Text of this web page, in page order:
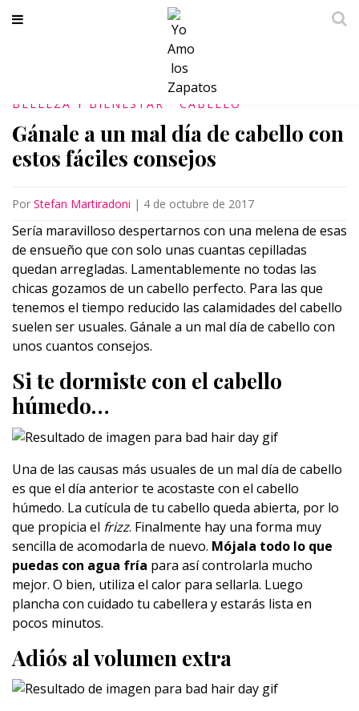
BELLEZA Y BIENESTAR CABELLO
Gánale a un mal día de cabello con
estos fáciles consejos
Por Stefan Martiradoni | 4 de octubre de 2017
Sería maravilloso despertarnos con una melena de esas
de ensueño que con solo unas cuantas cepilladas
quedan arregladas. Lamentablemente no todas las
chicas gozamos de un cabello perfecto. Para las que
tenemos el tiempo reducido las calamidades del cabello
suelen ser usuales. Gánale a un mal día de cabello con
unos cuantos consejos.
Si te dormiste con el cabello
húmedo…
Una de las causas más usuales de un mal día de cabello
es que el día anterior te acostaste con el cabello
húmedo. La cutícula de tu cabello queda abierta, por lo
que propicia el frizz. Finalmente hay una forma muy
sencilla de acomodarla de nuevo. Mójala todo lo que
puedas con agua fría para así controlarla mucho
mejor. O bien, utiliza el calor para sellarla. Luego
plancha con cuidado tu cabellera y estarás lista en
pocos minutos.
Adiós al volumen extra